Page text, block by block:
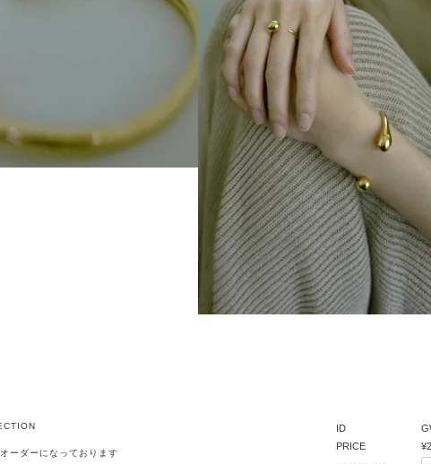
ーダーになっております
ID
PRICE